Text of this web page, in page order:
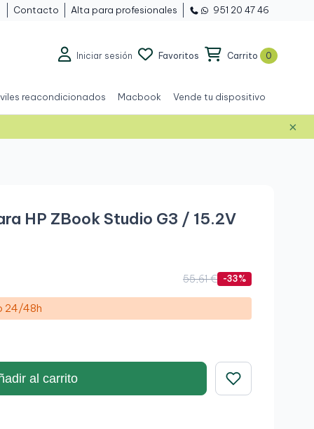
Contacto Alta para profesionales 951 20 47 46
Iniciar sesión Favoritos Carrito 0
reacondicionados Macbook Vende tu dispositivo
×
HP ZBook Studio G3 / 15.2V
55,61 € -33%
24/48h
al carrito